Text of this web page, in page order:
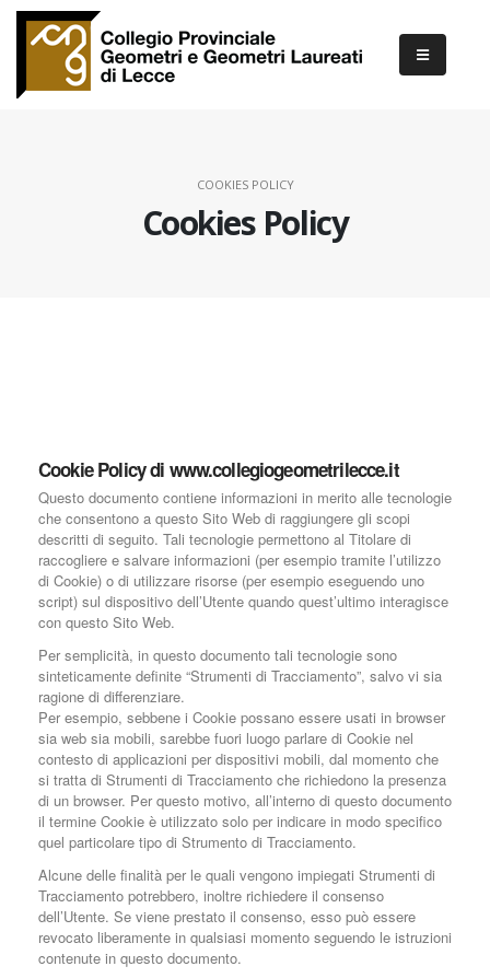
Cookies Policy
COOKIES POLICY
Cookie Policy di www.collegiogeometrilecce.it
Questo documento contiene informazioni in merito alle tecnologie
che consentono a questo Sito Web di raggiungere gli scopi
descritti di seguito. Tali tecnologie permettono al Titolare di
raccogliere e salvare informazioni (per esempio tramite l’utilizzo
di Cookie) o di utilizzare risorse (per esempio eseguendo uno
script) sul dispositivo dell’Utente quando quest’ultimo interagisce
con questo Sito Web.
Per semplicità, in questo documento tali tecnologie sono
sinteticamente definite “Strumenti di Tracciamento”, salvo vi sia
ragione di differenziare.
Per esempio, sebbene i Cookie possano essere usati in browser
sia web sia mobili, sarebbe fuori luogo parlare di Cookie nel
contesto di applicazioni per dispositivi mobili, dal momento che
si tratta di Strumenti di Tracciamento che richiedono la presenza
di un browser. Per questo motivo, all’interno di questo documento
il termine Cookie è utilizzato solo per indicare in modo specifico
quel particolare tipo di Strumento di Tracciamento.
Alcune delle finalità per le quali vengono impiegati Strumenti di
Tracciamento potrebbero, inoltre richiedere il consenso
dell’Utente. Se viene prestato il consenso, esso può essere
revocato liberamente in qualsiasi momento seguendo le istruzioni
contenute in questo documento.